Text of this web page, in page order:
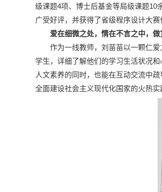
级课题4项、博士后基金等局级课题10
广受好评，并获得了省级程序设计大赛
爱在细微之处，情在不言之中，
作为一线教师，刘苗苗以一颗仁
学生，详细了解他们的学习生活状况
人文素养的同时，也能在互动交流中
全面建设社会主义现代化国家的火热实